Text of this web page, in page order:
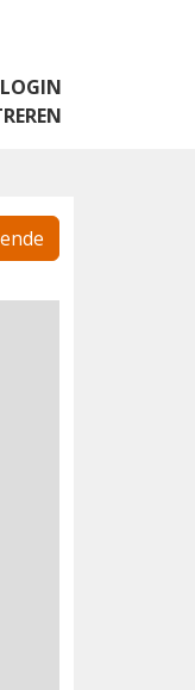
LOGIN